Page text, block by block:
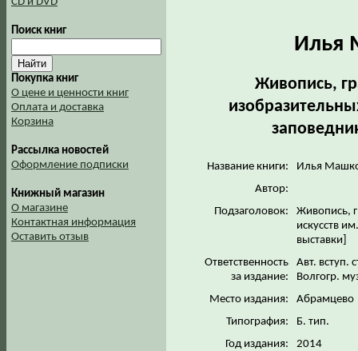
Поиск книг
Покупка книг
О цене и ценности книг
Оплата и доставка
Корзина
Рассылка новостей
Оформление подписки
Книжный магазин
О магазине
Контактная информация
Оставить отзыв
Илья
Живопись,
Название книги:
Илья
Автор:
Подзаголовок:
Живопись,
искусств
выставки]
Ответственность
за издание:
Авт. вступ.
Волгогр.
Место издания:
Абрамцево
Типография:
Б. тип.
Год издания:
2014